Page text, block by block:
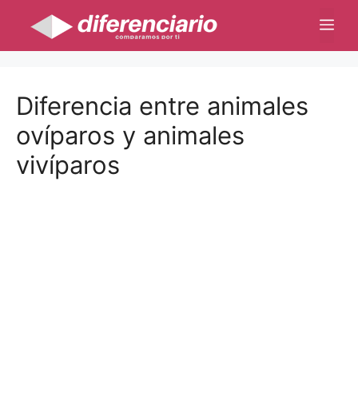
contenido
Diferencia entre animales
ovíparos y animales
vivíparos